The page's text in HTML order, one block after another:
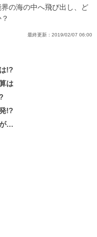
の海の中へ飛び出し、ど
最終更新： 2019/02/07 06:00
!?
は
!?
…